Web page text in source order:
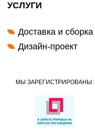
УСЛУГИ
Доставка и сборка
Дизайн-проект
МЫ ЗАРЕГИСТРИРОВАНЫ: